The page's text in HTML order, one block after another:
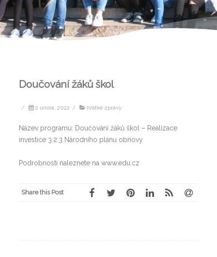
Doučování žáků škol
/ 2 února, 2022 / Krátké zprávy
Název programu: Doučování žáků škol – Realizace
investice 3.2.3 Národního plánu obnovy
Podrobnosti naleznete na www.edu.cz
Share this Post